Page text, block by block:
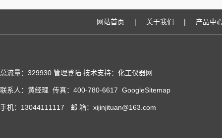
网站首页 | 关于我们 | 产品中
总流量：329930 管理登陆 技术支持：化工仪器网
联系人：黄经理 传真：400-780-6617 GoogleSitemap
手机：13044111117 邮 箱：xijinjituan@163.com